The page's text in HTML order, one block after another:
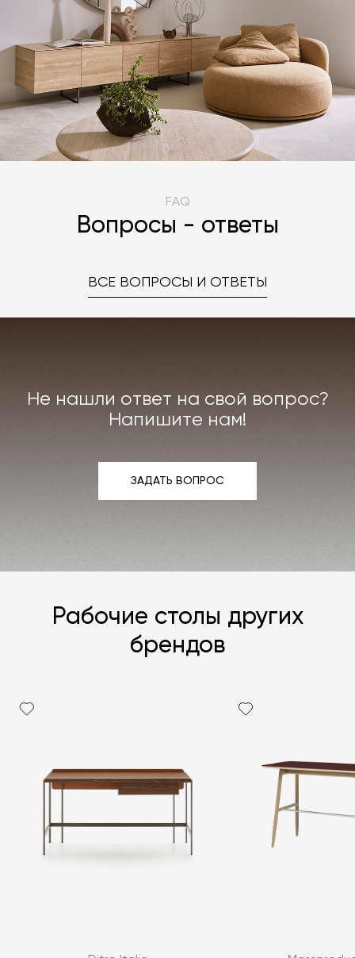
FAQ
Вопросы - ответы
ВСЕ ВОПРОСЫ И ОТВЕТЫ
Не нашли ответ на свой вопрос?
Напишите нам!
ЗАДАТЬ ВОПРОС
Рабочие столы других
брендов